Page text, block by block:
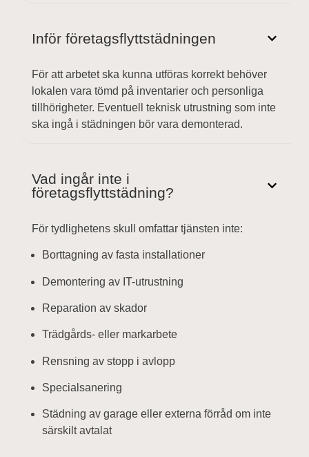
Inför företagsflyttstädningen
För att arbetet ska kunna utföras korrekt behöver
lokalen vara tömd på inventarier och personliga
tillhörigheter. Eventuell teknisk utrustning som inte
ska ingå i städningen bör vara demonterad.
Vad ingår inte i
företagsflyttstädning?
För tydlighetens skull omfattar tjänsten inte:
Borttagning av fasta installationer
Demontering av IT-utrustning
Reparation av skador
Trädgårds- eller markarbete
Rensning av stopp i avlopp
Specialsanering
Städning av garage eller externa förråd om inte
särskilt avtalat